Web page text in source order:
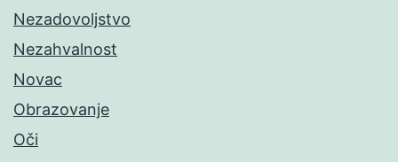
Nezadovoljstvo
Nezahvalnost
Novac
Obrazovanje
Oči